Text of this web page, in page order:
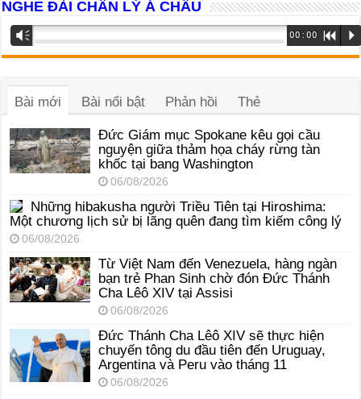
NGHE ĐÀI CHÂN LÝ Á CHÂU
Trình
phát
Vm 00:00 R P
Bài mới Bài nổi bật Phản hồi Thẻ
Đức Giám mục Spokane kêu gọi cầu
nguyện giữa thảm họa cháy rừng tàn
khốc tại bang Washington
06/08/2026
Những hibakusha người Triều Tiên tại Hiroshima:
Một chương lịch sử bị lãng quên đang tìm kiếm công lý
06/08/2026
Từ Việt Nam đến Venezuela, hàng ngàn
bạn trẻ Phan Sinh chờ đón Đức Thánh
Cha Lêô XIV tại Assisi
06/08/2026
Đức Thánh Cha Lêô XIV sẽ thực hiện
chuyến tông du đầu tiên đến Uruguay,
Argentina và Peru vào tháng 11
06/08/2026